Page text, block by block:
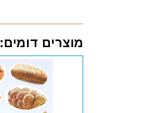
מוצרים דומים: